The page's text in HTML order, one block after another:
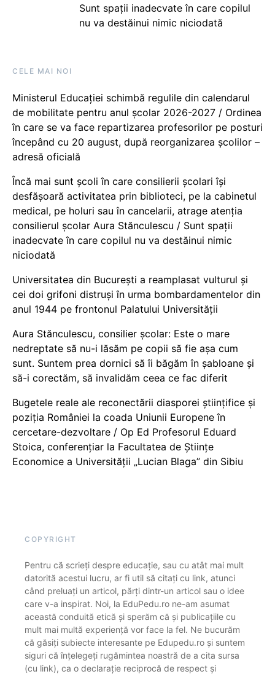
Sunt spații inadecvate în care copilul
nu va destăinui nimic niciodată
CELE MAI NOI
Ministerul Educației schimbă regulile din calendarul
de mobilitate pentru anul școlar 2026-2027 / Ordinea
în care se va face repartizarea profesorilor pe posturi
începând cu 20 august, după reorganizarea școlilor –
adresă oficială
Încă mai sunt școli în care consilierii școlari își
desfășoară activitatea prin biblioteci, pe la cabinetul
medical, pe holuri sau în cancelarii, atrage atenția
consilierul școlar Aura Stănculescu / Sunt spații
inadecvate în care copilul nu va destăinui nimic
niciodată
Universitatea din București a reamplasat vulturul și
cei doi grifoni distruși în urma bombardamentelor din
anul 1944 pe frontonul Palatului Universității
Aura Stănculescu, consilier școlar: Este o mare
nedreptate să nu-i lăsăm pe copii să fie așa cum
sunt. Suntem prea dornici să îi băgăm în șabloane și
să-i corectăm, să invalidăm ceea ce fac diferit
Bugetele reale ale reconectării diasporei științifice și
poziția României la coada Uniunii Europene în
cercetare-dezvoltare / Op Ed Profesorul Eduard
Stoica, conferențiar la Facultatea de Științe
Economice a Universității „Lucian Blaga” din Sibiu
COPYRIGHT
Pentru că scrieți despre educație, sau cu atât mai mult
datorită acestui lucru, ar fi util să citați cu link, atunci
când preluați un articol, părți dintr-un articol sau o idee
care v-a inspirat. Noi, la EduPedu.ro ne-am asumat
această conduită etică și sperăm că și publicațiile cu
mult mai multă experiență vor face la fel. Ne bucurăm
că găsiți subiecte interesante pe Edupedu.ro și suntem
siguri că înțelegeți rugămintea noastră de a cita sursa
(cu link), ca o declarație reciprocă de respect și